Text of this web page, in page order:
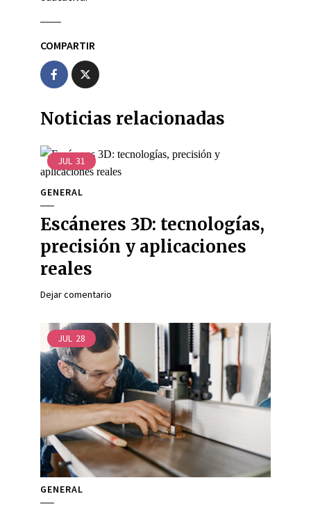
COMPARTIR
Noticias relacionadas
JUL 31
GENERAL
Escáneres 3D: tecnologías,
precisión y aplicaciones
reales
Dejar comentario
JUL 28
GENERAL